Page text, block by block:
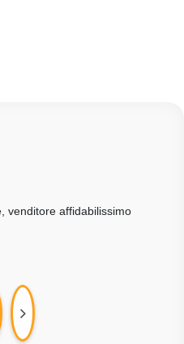
venditore affidabilissimo